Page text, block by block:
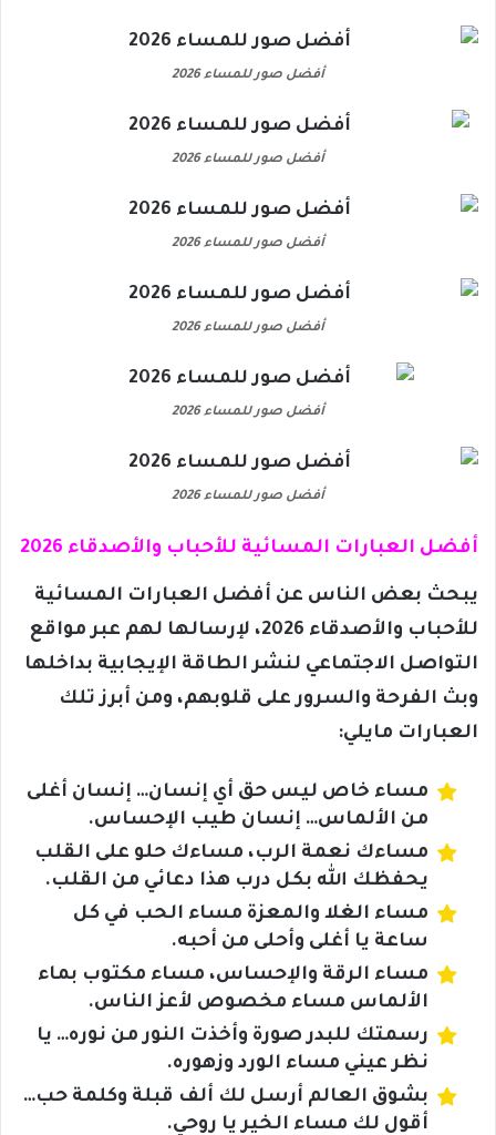
أفضل صور للمساء 2026
أفضل صور للمساء 2026
أفضل صور للمساء 2026
أفضل صور للمساء 2026
أفضل صور للمساء 2026
أفضل صور للمساء 2026
أفضل العبارات المسائية للأحباب والأصدقاء 2026
يبحث بعض الناس عن أفضل العبارات المسائية
للأحباب والأصدقاء 2026، لإرسالها لهم عبر مواقع
التواصل الاجتماعي لنشر الطاقة الإيجابية بداخلها
وبث الفرحة والسرور على قلوبهم، ومن أبرز تلك
العبارات مايلي:
مساء خاص ليس حق أي إنسان… إنسان أغلى
من الألماس… إنسان طيب الإحساس.
مساءك نعمة الرب، مساءك حلو على القلب
يحفظك الله بكل درب هذا دعائي من القلب.
مساء الغلا والمعزة مساء الحب في كل
ساعة يا أغلى وأحلى من أحبه.
مساء الرقة والإحساس، مساء مكتوب بماء
الألماس مساء مخصوص لأعز الناس.
رسمتك للبدر صورة وأخذت النور من نوره… يا
نظر عيني مساء الورد وزهوره.
بشوق العالم أرسل لك ألف قبلة وكلمة حب…
أقول لك مساء الخير يا روحي.